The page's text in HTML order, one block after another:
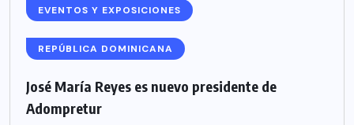
EVENTOS Y EXPOSICIONES
REPÚBLICA DOMINICANA
José María Reyes es nuevo presidente de
Adompretur